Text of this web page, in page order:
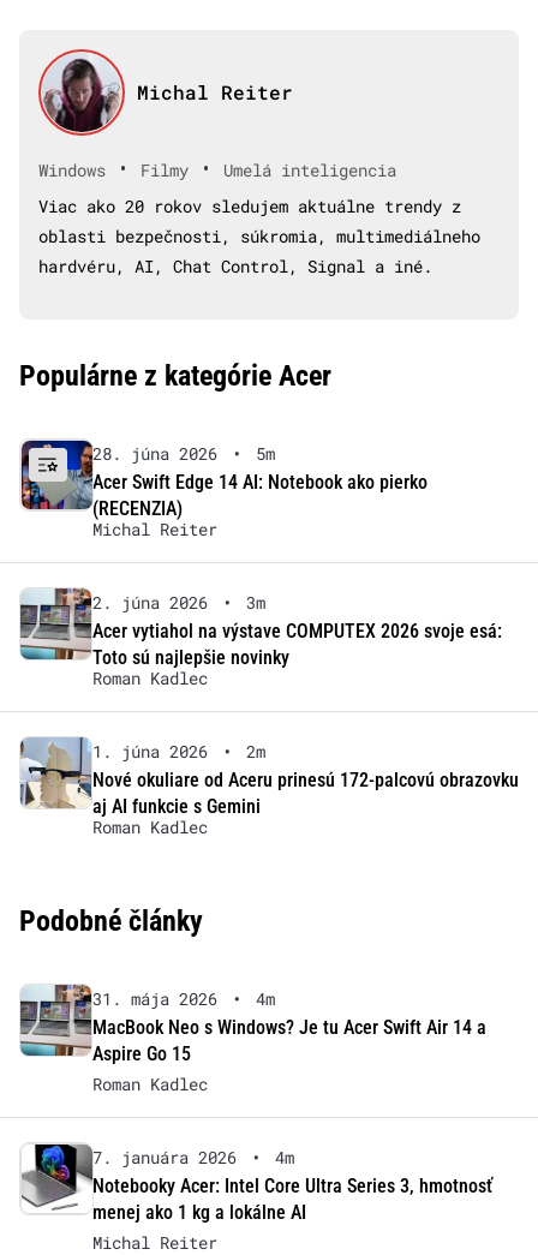
Michal Reiter
Windows • Filmy •
Umelá inteligencia
Viac ako 20 rokov sledujem aktuálne trendy z
oblasti bezpečnosti, súkromia, multimediálneho
hardvéru, AI, Chat Control, Signal a iné.
Populárne z kategórie Acer
28. júna 2026 •
5m
Acer Swift Edge 14 AI: Notebook ako pierko
(RECENZIA)
Michal Reiter
2. júna 2026 •
3m
Acer vytiahol na výstave COMPUTEX 2026 svoje esá:
Toto sú najlepšie novinky
Roman Kadlec
1. júna 2026 •
2m
Nové okuliare od Aceru prinesú 172-palcovú obrazovku
aj AI funkcie s Gemini
Roman Kadlec
Podobné články
31. mája 2026 •
4m
MacBook Neo s Windows? Je tu Acer Swift Air 14 a
Aspire Go 15
Roman Kadlec
7. januára 2026 •
4m
Notebooky Acer: Intel Core Ultra Series 3, hmotnosť
menej ako 1 kg a lokálne AI
Michal Reiter